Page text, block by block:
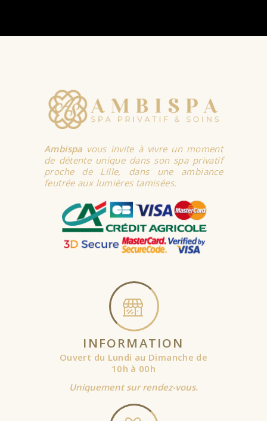
Ambispa vous invite à vivre un moment
de détente unique dans son spa privatif
proche de Lille, dans une ambiance
feutrée aux lumières tamisées.
INFORMATION
Ouvert du Lundi au Dimanche de
10h à 00h
Uniquement sur rendez-vous.